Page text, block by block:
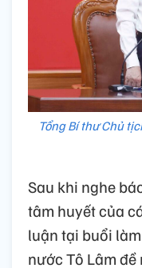
Tổng Bí thư Chủ
Sau khi nghe
tâm huyết của
luận tại buổi
nước Tô Lâm